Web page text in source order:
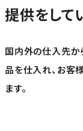
提供をして
国内外の仕入先か
品を仕入れ、お客
ます。